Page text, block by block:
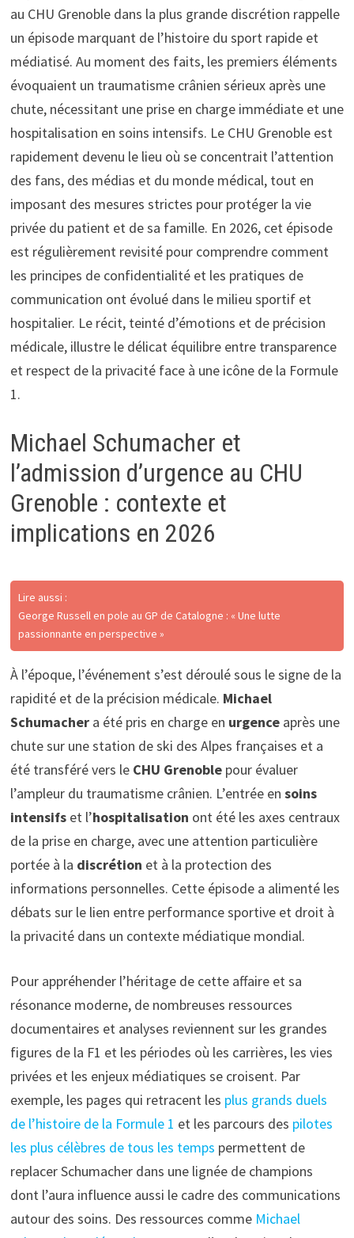
au CHU Grenoble dans la plus grande discrétion rappelle
un épisode marquant de l’histoire du sport rapide et
médiatisé. Au moment des faits, les premiers éléments
évoquaient un traumatisme crânien sérieux après une
chute, nécessitant une prise en charge immédiate et une
hospitalisation en soins intensifs. Le CHU Grenoble est
rapidement devenu le lieu où se concentrait l’attention
des fans, des médias et du monde médical, tout en
imposant des mesures strictes pour protéger la vie
privée du patient et de sa famille. En 2026, cet épisode
est régulièrement revisité pour comprendre comment
les principes de confidentialité et les pratiques de
communication ont évolué dans le milieu sportif et
hospitalier. Le récit, teinté d’émotions et de précision
médicale, illustre le délicat équilibre entre transparence
et respect de la privacité face à une icône de la Formule
1.
Michael Schumacher et
l’admission d’urgence au CHU
Grenoble : contexte et
implications en 2026
Lire aussi :
George Russell en pole au GP de Catalogne : « Une lutte
passionnante en perspective »
À l’époque, l’événement s’est déroulé sous le signe de la
rapidité et de la précision médicale. Michael
Schumachera été pris en charge en urgenceaprès une
chute sur une station de ski des Alpes françaises et a
été transféré vers le CHU Grenoblepour évaluer
l’ampleur du traumatisme crânien. L’entrée en soins
intensifset l’hospitalisation ont été les axes centraux
de la prise en charge, avec une attention particulière
portée à la discrétion et à la protection des
informations personnelles. Cette épisode a alimenté les
débats sur le lien entre performance sportive et droit à
la privacité dans un contexte médiatique mondial.
Pour appréhender l’héritage de cette affaire et sa
résonance moderne, de nombreuses ressources
documentaires et analyses reviennent sur les grandes
figures de la F1 et les périodes où les carrières, les vies
privées et les enjeux médiatiques se croisent. Par
exemple, les pages qui retracent les plus grands duels
de l’histoire de la Formule 1 et les parcours des pilotes
les plus célèbres de tous les temps permettent de
replacer Schumacher dans une lignée de champions
dont l’aura influence aussi le cadre des communications
autour des soins. Des ressources comme Michael